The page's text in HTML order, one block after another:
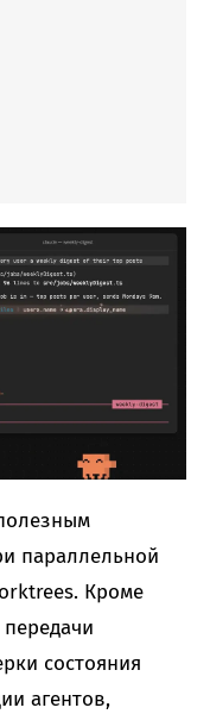
параллельной
Кроме
состояния
агентов,